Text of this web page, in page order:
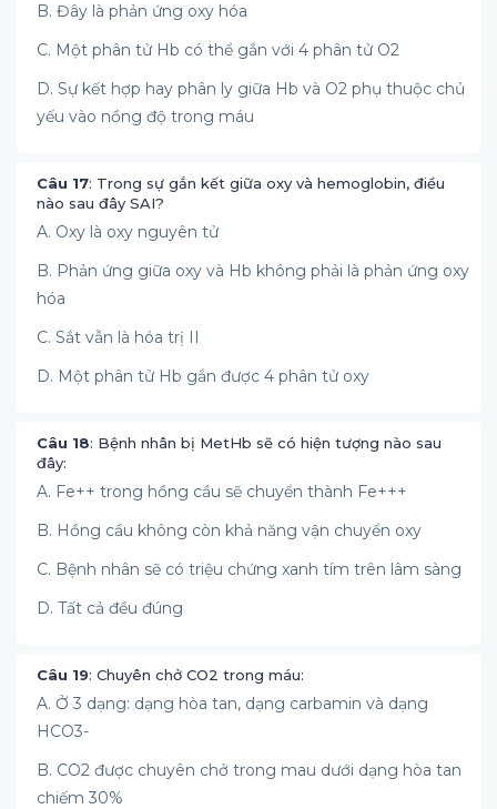
B. Đây là phản ứng oxy hóa
C. Một phân tử Hb có thể gắn với 4 phân tử O2
D. Sự kết hợp hay phân ly giữa Hb và O2 phụ thuộc chủ
yếu vào nồng độ trong máu
Câu 17: Trong sự gắn kết giữa oxy và hemoglobin, điều
nào sau đây SAI?
A. Oxy là oxy nguyên tử
B. Phản ứng giữa oxy và Hb không phải là phản ứng oxy
hóa
C. Sắt vẫn là hóa trị II
D. Một phân tử Hb gắn được 4 phân tử oxy
Câu 18: Bệnh nhân bị MetHb sẽ có hiện tượng nào sau
đây:
A. Fe++ trong hồng cầu sẽ chuyển thành Fe+++
B. Hồng cầu không còn khả năng vận chuyển oxy
C. Bệnh nhân sẽ có triệu chứng xanh tím trên lâm sàng
D. Tất cả đều đúng
Câu 19: Chuyên chở CO2 trong máu:
A. Ở 3 dạng: dạng hòa tan, dạng carbamin và dạng
HCO3-
B. CO2 được chuyên chở trong mau dưới dạng hòa tan
chiếm 30%